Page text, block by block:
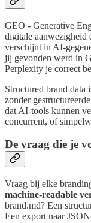
GEO - Generative
digitale aanwezigheid
verschijnt in AI-
jij gevonden werd in
Perplexity je correct
Structured brand data
zonder
dat AI-tools kunnen
concurrent, of
De vraag die je
Vraag bij elke
machine-readable
brand.md? Een
Een export naar